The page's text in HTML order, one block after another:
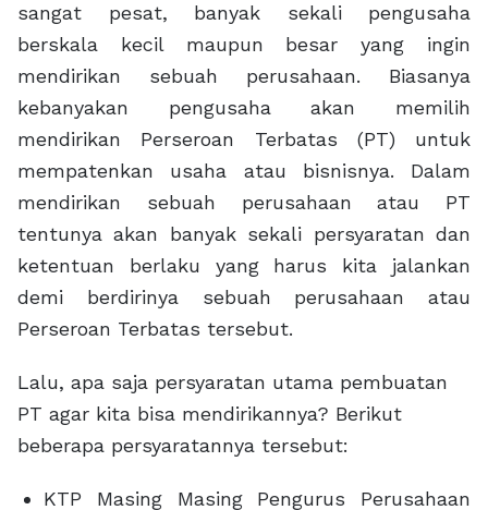
sangat pesat, banyak sekali pengusaha
berskala kecil maupun besar yang ingin
mendirikan sebuah perusahaan. Biasanya
kebanyakan pengusaha akan memilih
mendirikan Perseroan Terbatas (PT) untuk
mempatenkan usaha atau bisnisnya. Dalam
mendirikan sebuah perusahaan atau PT
tentunya akan banyak sekali persyaratan dan
ketentuan berlaku yang harus kita jalankan
demi berdirinya sebuah perusahaan atau
Perseroan Terbatas tersebut.
Lalu, apa saja persyaratan utama pembuatan
PT agar kita bisa mendirikannya? Berikut
beberapa persyaratannya tersebut:
KTP Masing Masing Pengurus Perusahaan